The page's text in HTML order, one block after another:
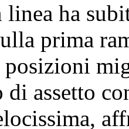
linea ha
prima
posizioni
di assetto